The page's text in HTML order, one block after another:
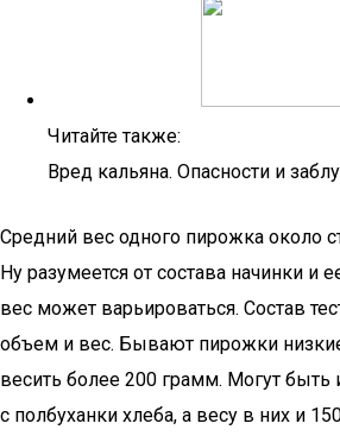
Читайте также:
Вред кальяна. Опасности и
Средний вес одного пирожка около
Ну разумеется от состава начинки и
вес может варьироваться. Состав
объем и вес. Бывают пирожки
весить более 200 грамм. Могут
с полбуханки хлеба, а весу в них и